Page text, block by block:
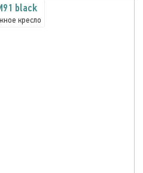
black
кресло